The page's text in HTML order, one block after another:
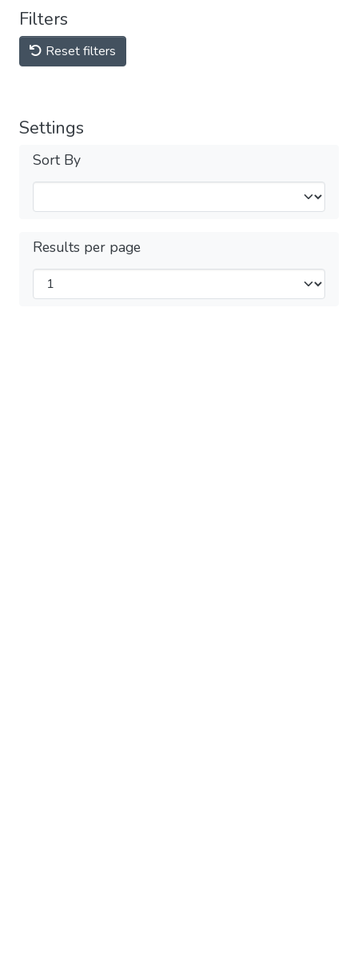
Filters
Reset filters
Settings
Sort By
Results per page